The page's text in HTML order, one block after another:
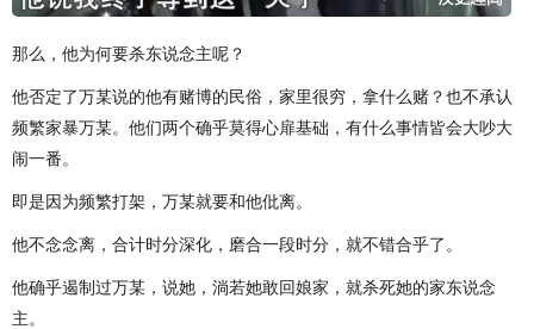
那么，他为何要杀东说念主呢？
他否定了万某说的他有赌博的民俗，家里很穷，拿什么赌？也不承认
频繁家暴万某。他们两个确乎莫得心扉基础，有什么事情皆会大吵大
闹一番。
即是因为频繁打架，万某就要和他仳离。
他不念念离，合计时分深化，磨合一段时分，就不错合乎了。
他确乎遏制过万某，说她，淌若她敢回娘家，就杀死她的家东说念
主。